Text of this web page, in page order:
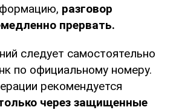
разговор
прервать.
следует самостоятельно
по официальному номеру.
рекомендуется
через защищенные